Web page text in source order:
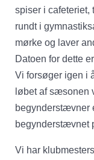
spiser i cafeteriet,
rundt i
mørke og laver
Datoen for dette
Vi forsøger igen i
løbet af sæsonen
begynderstævner
begynderstævnet
Vi har